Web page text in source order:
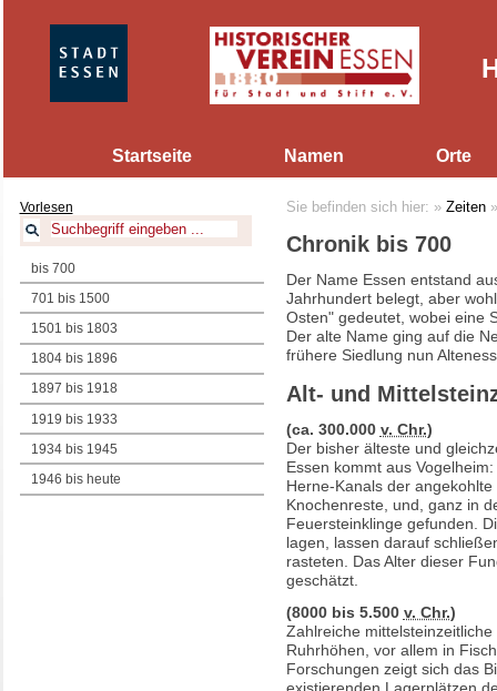
Startseite Namen Orte
Vorlesen
bis 700
701 bis 1500
1501 bis 1803
1804 bis 1896
1897 bis 1918
1919 bis 1933
1934 bis 1945
1946 bis heute
Sie befinden sich hier: » Zeiten »
Chronik bis 700
Der Name Essen entstand
Jahrhundert belegt, aber
Osten" gedeutet, wobei eine
Der alte Name ging auf die
frühere Siedlung nun
Alt- und
(ca. 300.000 v. Chr.)
Der bisher älteste und
Essen kommt aus
Herne-Kanals der
Knochenreste, und, ganz in
Feuersteinklinge gefunden.
lagen, lassen darauf
rasteten. Das Alter dieser
geschätzt.
(8000 bis 5.500 v. Chr.)
Zahlreiche
Ruhrhöhen, vor allem in
Forschungen zeigt sich das